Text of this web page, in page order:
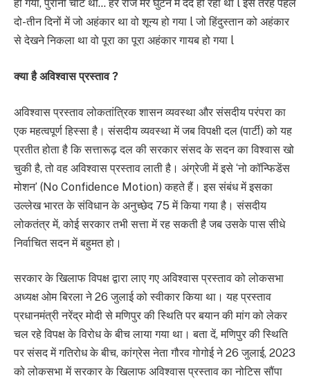
हो गया, पुरानी चोट थी… हर रोज मेरे घुटने में दर्द हो रहा था l इस तरह पहले
दो-तीन दिनों में जो अहंकार था वो शून्य हो गया l जो हिंदुस्तान को अहंकार
से देखने निकला था वो पूरा का पूरा अहंकार गायब हो गया l
क्या है अविश्वास प्रस्ताव ?
अविश्वास प्रस्ताव लोकतांत्रिक शासन व्यवस्था और संसदीय परंपरा का
एक महत्वपूर्ण हिस्सा है। संसदीय व्यवस्था में जब विपक्षी दल (पार्टी) को यह
प्रतीत होता है कि सत्तारूढ़ दल की सरकार संसद के सदन का विश्वास खो
चुकी है, तो वह अविश्वास प्रस्ताव लाती है। अंग्रेजी में इसे ‘नो कॉन्फिडेंस
मोशन’ (No Confidence Motion) कहते हैं। इस संबंध में इसका
उल्लेख भारत के संविधान के अनुच्छेद 75 में किया गया है। संसदीय
लोकतंत्र में, कोई सरकार तभी सत्ता में रह सकती है जब उसके पास सीधे
निर्वाचित सदन में बहुमत हो।
सरकार के खिलाफ विपक्ष द्वारा लाए गए अविश्वास प्रस्ताव को लोकसभा
अध्यक्ष ओम बिरला ने 26 जुलाई को स्वीकार किया था। यह प्रस्ताव
प्रधानमंत्री नरेंद्र मोदी से मणिपुर की स्थिति पर बयान की मांग को लेकर
चल रहे विपक्ष के विरोध के बीच लाया गया था। बता दें, मणिपुर की स्थिति
पर संसद में गतिरोध के बीच, कांग्रेस नेता गौरव गोगोई ने 26 जुलाई, 2023
को लोकसभा में सरकार के खिलाफ अविश्वास प्रस्ताव का नोटिस सौंपा